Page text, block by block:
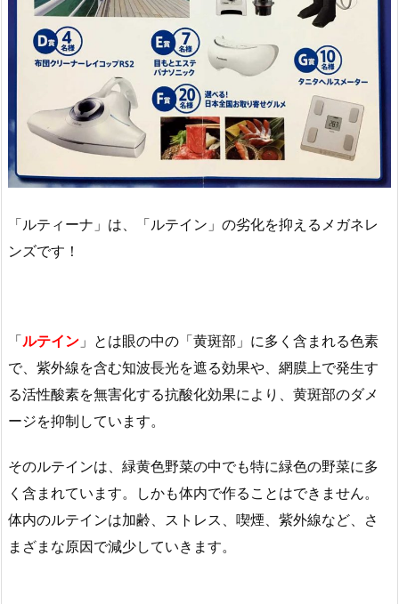
「ルティーナ」は、「ルテイン」の劣化を抑えるメガネレ
ンズです！
「ルテイン 」とは眼の中の「黄斑部」に多く含まれる色素
で、紫外線を含む知波長光を遮る効果や、網膜上で発生す
る活性酸素を無害化する抗酸化効果により、黄斑部のダメ
ージを抑制しています。
そのルテインは、緑黄色野菜の中でも特に緑色の野菜に多
く含まれています。しかも体内で作ることはできません。
体内のルテインは加齢、ストレス、喫煙、紫外線など、さ
まざまな原因で減少していきます。